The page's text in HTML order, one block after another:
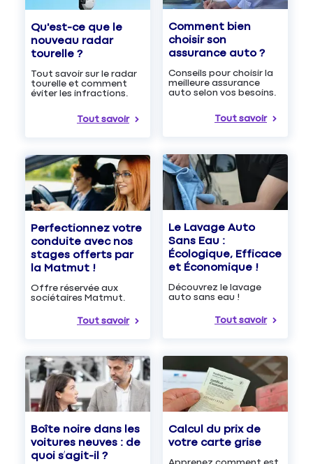
Qu'est-ce que le
nouveau radar
tourelle ?
Tout savoir sur le radar
tourelle et comment
éviter les infractions.
Tout savoir
Comment bien
choisir son
assurance auto ?
Conseils pour choisir la
meilleure assurance
auto selon vos besoins.
Tout savoir
Perfectionnez votre
conduite avec nos
stages offerts par
la Matmut !
Offre réservée aux
sociétaires Matmut.
Tout savoir
Le Lavage Auto
Sans Eau :
Écologique, Efficace
et Économique !
Découvrez le lavage
auto sans eau !
Tout savoir
Boîte noire dans les
voitures neuves : de
quoi s’agit-il ?
Calcul du prix de
votre carte grise